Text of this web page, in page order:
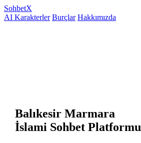
SohbetX
AI Karakterler Burçlar Hakkımızda
Balıkesir Marmara
İslami Sohbet Platformu